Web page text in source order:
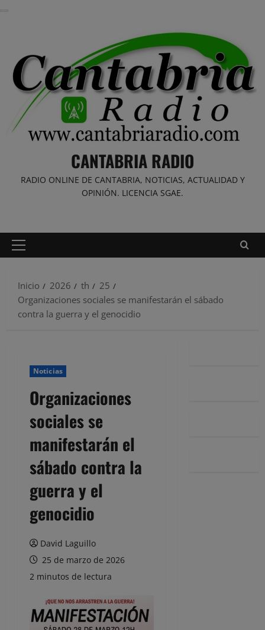
CANTABRIA RADIO
RADIO ONLINE DE CANTABRIA, NOTICIAS, ACTUALIDAD Y
OPINIÓN. LICENCIA SGAE.
Menú
Inicio
2026 th
25
Organizaciones sociales se manifestarán el sábado
contra la guerra y el genocidio
Noticias
Organizaciones
sociales se
manifestarán el
sábado contra la
guerra y el
genocidio
David Laguillo
25 de marzo de 2026
2 minutos de lectura